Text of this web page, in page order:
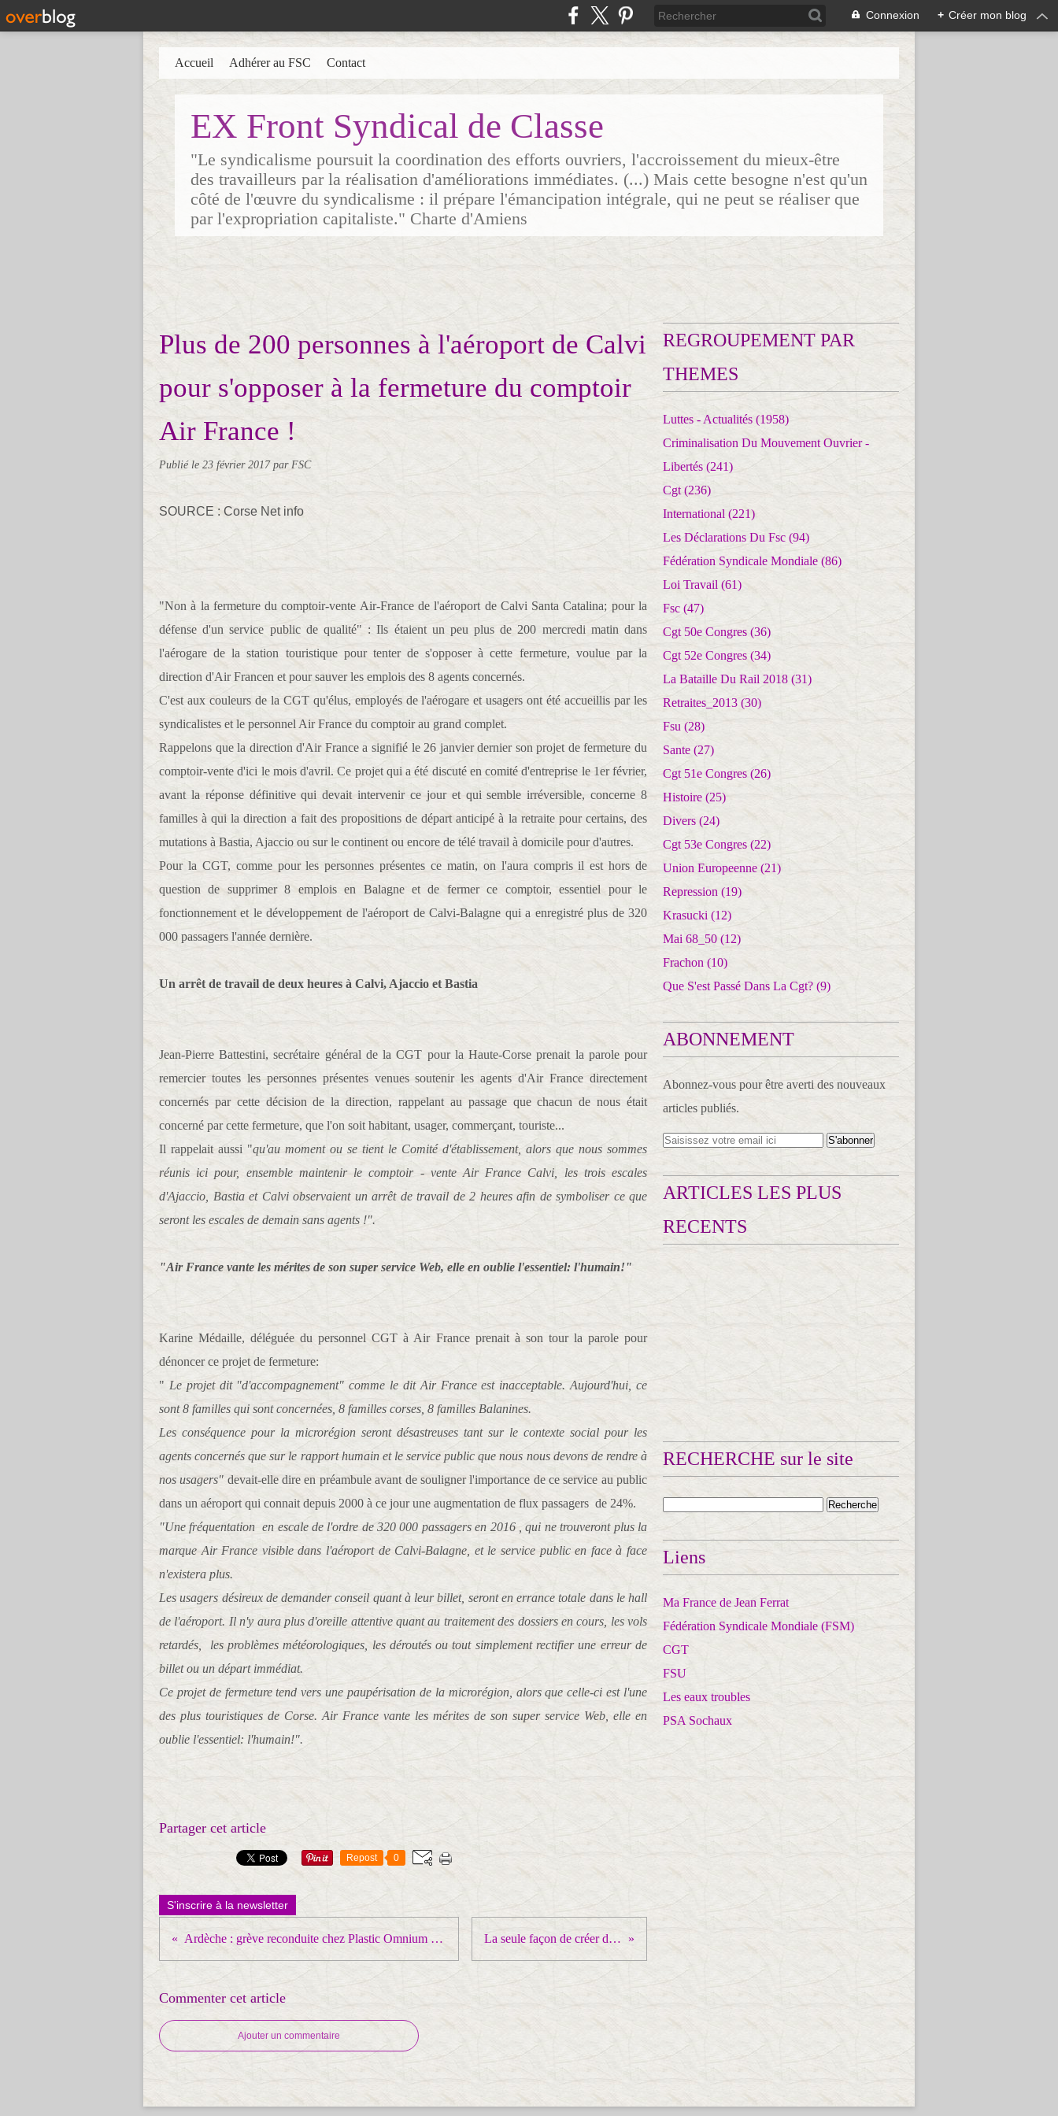
Connexion + Créer mon blog
EX Front Syndical de Classe
"Le syndicalisme poursuit la coordination des efforts ouvriers, l'accroissement du mieux-être
des travailleurs par la réalisation d'améliorations immédiates. (...) Mais cette besogne n'est qu'un
côté de l'œuvre du syndicalisme : il prépare l'émancipation intégrale, qui ne peut se réaliser que
par l'expropriation capitaliste." Charte d'Amiens
Accueil Adhérer au FSC Contact
Plus de 200 personnes à l'aéroport de Calvi
pour s'opposer à la fermeture du comptoir
Air France !
Publié le 23 février 2017par FSC
SOURCE : Corse Net info
"Non à la fermeture du comptoir-vente Air-France de l'aéroport de Calvi Santa Catalina; pour la
défense d'un service public de qualité" : Ils étaient un peu plus de 200 mercredi matin dans
l'aérogare de la station touristique pour tenter de s'opposer à cette fermeture, voulue par la
direction d'Air Francen et pour sauver les emplois des 8 agents concernés.
C'est aux couleurs de la CGT qu'élus, employés de l'aérogare et usagers ont été accueillis par les
syndicalistes et le personnel Air France du comptoir au grand complet.
Rappelons que la direction d'Air France a signifié le 26 janvier dernier son projet de fermeture du
comptoir-vente d'ici le mois d'avril. Ce projet qui a été discuté en comité d'entreprise le 1er février,
avant la réponse définitive qui devait intervenir ce jour et qui semble irréversible, concerne 8
familles à qui la direction a fait des propositions de départ anticipé à la retraite pour certains, des
mutations à Bastia, Ajaccio ou sur le continent ou encore de télé travail à domicile pour d'autres.
Pour la CGT, comme pour les personnes présentes ce matin, on l'aura compris il est hors de
question de supprimer 8 emplois en Balagne et de fermer ce comptoir, essentiel pour le
fonctionnement et le développement de l'aéroport de Calvi-Balagne qui a enregistré plus de 320
000 passagers l'année dernière.
Un arrêt de travail de deux heures à Calvi, Ajaccio et Bastia
Jean-Pierre Battestini, secrétaire général de la CGT pour la Haute-Corse prenait la parole pour
remercier toutes les personnes présentes venues soutenir les agents d'Air France directement
concernés par cette décision de la direction, rappelant au passage que chacun de nous était
concerné par cette fermeture, que l'on soit habitant, usager, commerçant, touriste...
Il rappelait aussi "qu'au moment ou se tient le Comité d'établissement, alors que nous sommes
réunis ici pour, ensemble maintenir le comptoir - vente Air France Calvi, les trois escales
d'Ajaccio, Bastia et Calvi observaient un arrêt de travail de 2 heures afin de symboliser ce que
seront les escales de demain sans agents !".
"Air France vante les mérites de son super service Web, elle en oublie l'essentiel: l'humain!"
Karine Médaille, déléguée du personnel CGT à Air France prenait à son tour la parole pour
dénoncer ce projet de fermeture:
" Le projet dit "d'accompagnement" comme le dit Air France est inacceptable. Aujourd'hui, ce
sont 8 familles qui sont concernées, 8 familles corses, 8 familles Balanines.
Les conséquence pour la microrégion seront désastreuses tant sur le contexte social pour les
agents concernés que sur le rapport humain et le service public que nous nous devons de rendre à
nos usagers" devait-elle dire en préambule avant de souligner l'importance de ce service au public
dans un aéroport qui connait depuis 2000 à ce jour une augmentation de flux passagers de 24%.
"Une fréquentation en escale de l'ordre de 320 000 passagers en 2016 , qui ne trouveront plus la
marque Air France visible dans l'aéroport de Calvi-Balagne, et le service public en face à face
n'existera plus.
Les usagers désireux de demander conseil quant à leur billet, seront en errance totale dans le hall
de l'aéroport. Il n'y aura plus d'oreille attentive quant au traitement des dossiers en cours, les vols
retardés, les problèmes météorologiques, les déroutés ou tout simplement rectifier une erreur de
billet ou un départ immédiat.
Ce projet de fermeture tend vers une paupérisation de la microrégion, alors que celle-ci est l'une
des plus touristiques de Corse. Air France vante les mérites de son super service Web, elle en
oublie l'essentiel: l'humain!".
Partager cet article
Repost 0
S'inscrire à la newsletter
Ardèche : grève reconduite chez Plastic Omnium après l'échec des négociations annuelles obligatoires La seule façon de créer des richesses, c’est l’industrie !
Commenter cet article
Ajouter un commentaire
REGROUPEMENT PAR
THEMES
Luttes - Actualités (1958)
Criminalisation Du Mouvement Ouvrier -
Libertés (241)
Cgt (236)
International (221)
Les Déclarations Du Fsc (94)
Fédération Syndicale Mondiale (86)
Loi Travail (61)
Fsc (47)
Cgt 50e Congres (36)
Cgt 52e Congres (34)
La Bataille Du Rail 2018 (31)
Retraites_2013 (30)
Fsu (28)
Sante (27)
Cgt 51e Congres (26)
Histoire (25)
Divers (24)
Cgt 53e Congres (22)
Union Europeenne (21)
Repression (19)
Krasucki (12)
Mai 68_50 (12)
Frachon (10)
Que S'est Passé Dans La Cgt? (9)
ABONNEMENT
Abonnez-vous pour être averti des nouveaux
articles publiés.
ARTICLES LES PLUS
RECENTS
RECHERCHE sur le site
Liens
Ma France de Jean Ferrat
Fédération Syndicale Mondiale (FSM)
CGT
FSU
Les eaux troubles
PSA Sochaux